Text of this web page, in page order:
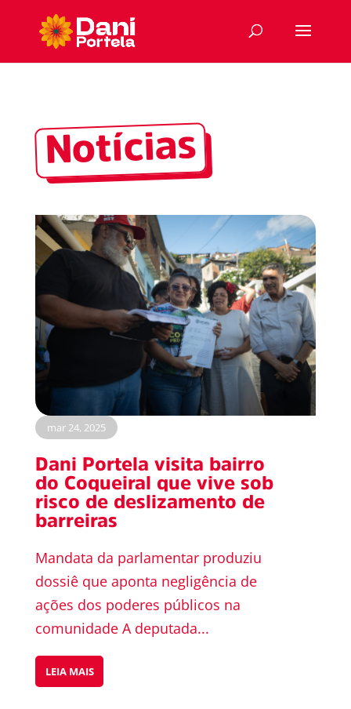
Notícias
mar 24, 2025
Dani Portela visita bairro
do Coqueiral que vive sob
risco de deslizamento de
barreiras
Mandata da parlamentar produziu
dossiê que aponta negligência de
ações dos poderes públicos na
comunidade A deputada...
LEIA MAIS